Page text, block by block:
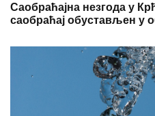
Саобраћајна незгода у
саобраћај обустављен у